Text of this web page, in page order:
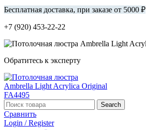
Бесплатная доставка, при заказе от 5000 ₽
+7 (920) 453-22-22
Обратитесь к эксперту
Search
Сравнить
Login / Register